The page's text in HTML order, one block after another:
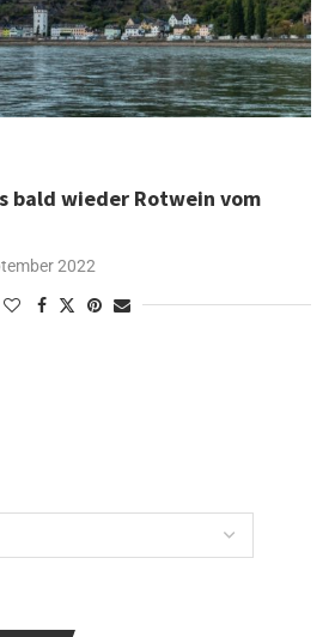
bald wieder Rotwein vom
2022